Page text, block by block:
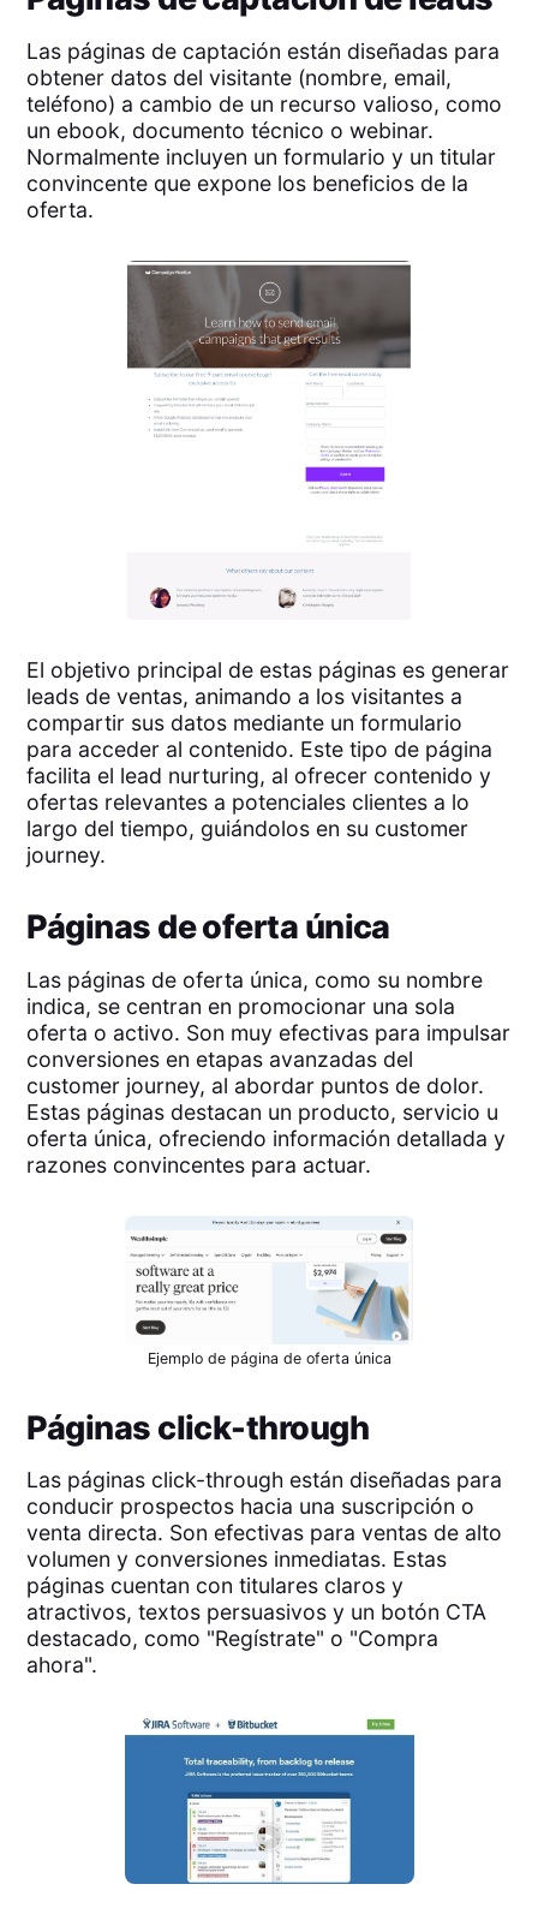
Las páginas de captación están diseñadas para
obtener datos del visitante (nombre, email,
teléfono) a cambio de un recurso valioso, como
un ebook, documento técnico o webinar.
Normalmente incluyen un formulario y un titular
convincente que expone los beneficios de la
oferta.
El objetivo principal de estas páginas es generar
leads de ventas, animando a los visitantes a
compartir sus datos mediante un formulario
para acceder al contenido. Este tipo de página
facilita el lead nurturing, al ofrecer contenido y
ofertas relevantes a potenciales clientes a lo
largo del tiempo, guiándolos en su customer
journey.
Páginas de oferta única
Las páginas de oferta única, como su nombre
indica, se centran en promocionar una sola
oferta o activo. Son muy efectivas para impulsar
conversiones en etapas avanzadas del
customer journey, al abordar puntos de dolor.
Estas páginas destacan un producto, servicio u
oferta única, ofreciendo información detallada y
razones convincentes para actuar.
Ejemplo de página de oferta única
Páginas click-through
Las páginas click-through están diseñadas para
conducir prospectos hacia una suscripción o
venta directa. Son efectivas para ventas de alto
volumen y conversiones inmediatas. Estas
páginas cuentan con titulares claros y
atractivos, textos persuasivos y un botón CTA
destacado, como "Regístrate" o "Compra
ahora".